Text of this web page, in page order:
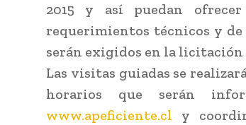
2015 y así puedan
requerimientos técnicos y
serán exigidos en la
Las visitas guiadas se
horarios que serán
www.apeficiente.cl y